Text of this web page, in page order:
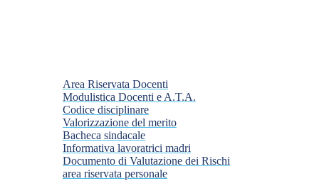
Area Riservata Docenti
Modulistica Docenti e A.T.A.
Codice disciplinare
Valorizzazione del merito
Bacheca sindacale
Informativa lavoratrici madri
Documento di Valutazione dei Rischi
area riservata personale